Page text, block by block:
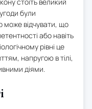
були
може відчувати, що
або навіть
рівні це
напругою в тілі,
діями.